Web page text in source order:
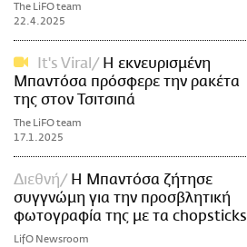
The LiFO team
22.4.2025
It's Viral
Η εκνευρισμένη
Μπαντόσα πρόσφερε την ρακέτα
της στον Τσιτσιπά
The LiFO team
17.1.2025
Διεθνή
Η Μπαντόσα ζήτησε
συγγνώμη για την προσβλητική
φωτογραφία της με τα chopsticks
LifO Newsroom